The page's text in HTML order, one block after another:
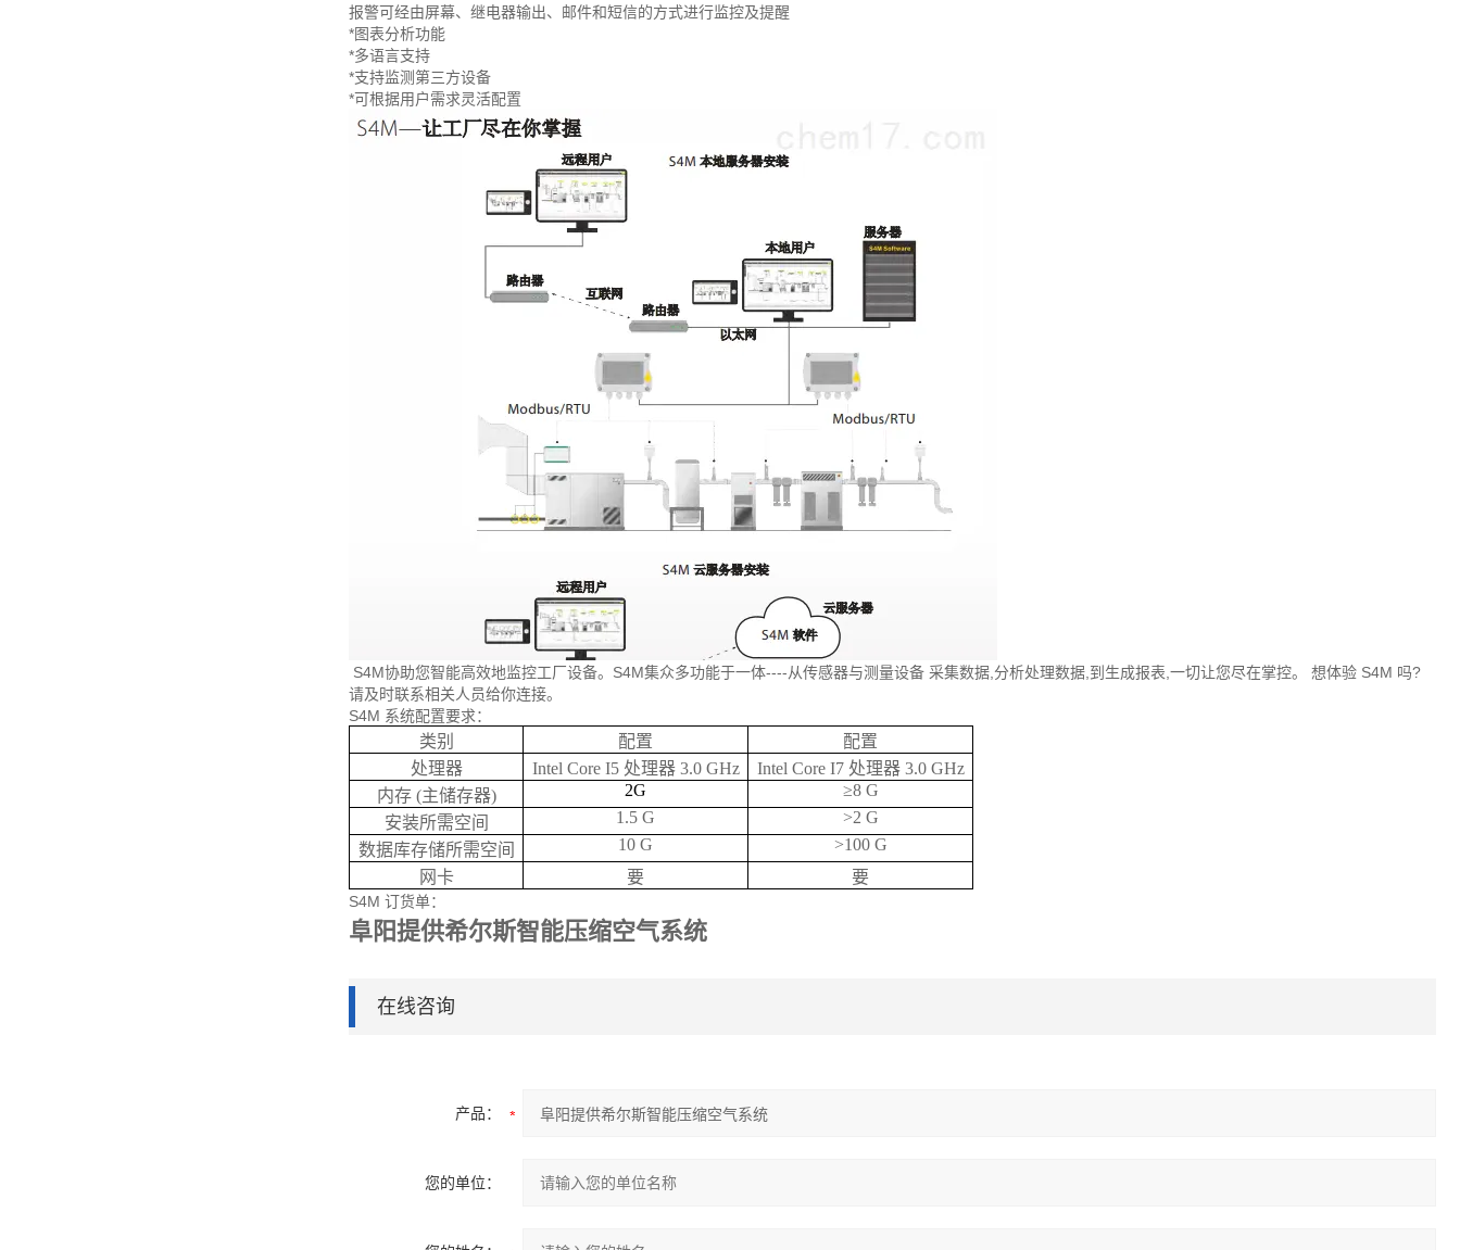
报警可经由屏幕、继电器输出、邮件和短信的方式进行监控及提醒
*图表分析功能
*多语言支持
*支持监测第三方设备
*可根据用户需求灵活配置
S4M协助您智能高效地监控工厂设备。S4M集众多功能于一体----从传感器与测量设备 采集数据,分析处理数据,到生成报表,一切让您尽在掌控。 想体验 S4M 吗?
请及时联系相关人员给你连接。
S4M 系统配置要求：
类别 配置
配置
处理器
Intel Core I5 处理器 3.0 GHz
Intel Core I7 处理器 3.0 GHz
内存 (主储存器)
2G
≥8 G
安装所需空间
1.5 G
>2 G
数据库存储所需空间
10 G
>100 G
网卡
要 要
S4M 订货单：
阜阳提供希尔斯智能压缩空气系统
在线咨询
产品：
您的单位：